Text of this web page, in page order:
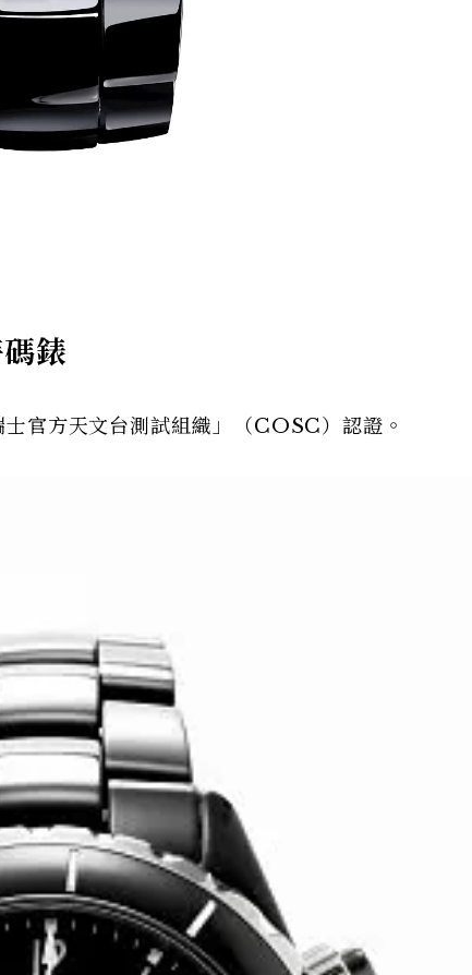
錶
官方天文台測試組織」（COSC）認證。